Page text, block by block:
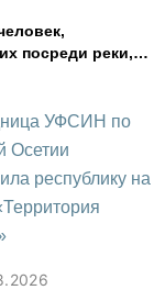
посреди реки,